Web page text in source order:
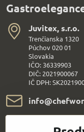
Juvitex, s​.r​.o​.
Trenčianska 1320
Púchov 020 01
Slovakia
IČO: 36339903
DIČ: 2021900067
IČ DPH: